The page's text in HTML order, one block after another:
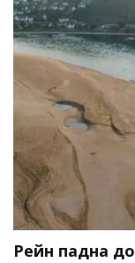
Рейн падна